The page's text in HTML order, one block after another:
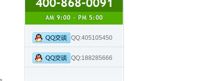
QQ:405105450
QQ:188285666